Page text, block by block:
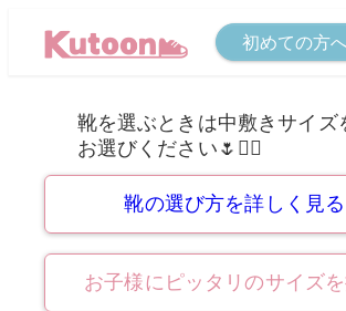
初めての方
靴の選び方を詳しく見
お子様にピッタリのサイズ